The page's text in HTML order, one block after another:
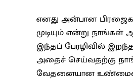
எனது அன்பான
முடியும் என்று
இந்தப் பேரழிவில்
அதைச் செய்வதற்கு
வேதனையான